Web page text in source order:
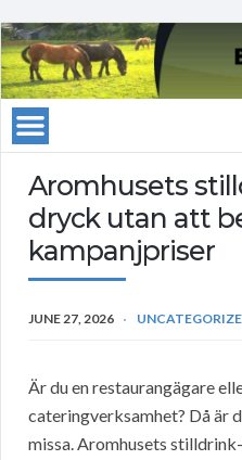
Aromhusets
dryck utan att
kampanjpriser
JUNE 27, 2026
Är du en restaurangägare
cateringverksamhet? Då är
missa. Aromhusets